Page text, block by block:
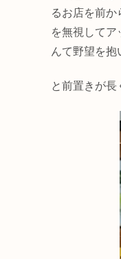
るお店を前
を無視して
んて野望を
と前置きが長